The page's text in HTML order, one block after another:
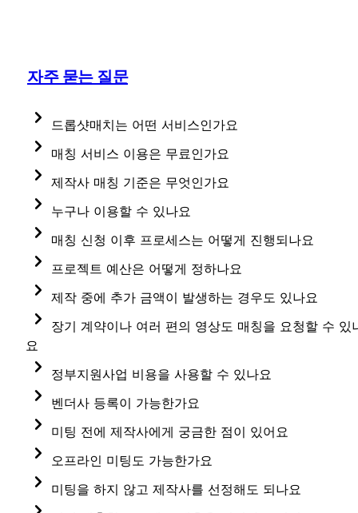
자주 묻는 질문
드롭샷매치는 어떤 서비스인가요
드롭샷매치는 영상 제작이 필요한 기업이라면 누구나
적합한 서비스를 제공받을 수 있도록
연결하는 B2B 영상 제작 플랫폼 입니다.
현재 국내에서 가장 많은 영상 제작 업체가
입점해있어요.
프로젝트에 적합한 제작사를 매칭 받고, 비교견적을
확인할 수 있는 "제작사 매칭 서비스"와 프로젝트의
기획 단계부터 제작까지 함께 지원하는 "올인원
서비스"를 제공하고 있어요.
매칭 서비스 이용은 무료인가요
제작사 매칭 서비스는 영상 제작 업체와 별도 계약을
통해 운영되고 있기에, 영상 제작 업체를 구하시는
문의를 남겨주시면 적합한 조건을 갖춘 최대 10개의
영상 제작 업체에게 무료로 비교견적을 받아보실 수
있어요.
영상 제작사에게 받은 견적에서
서비스 이용료는 전혀 없으니, 안심하셔도 괜찮아요.
제작사 매칭 기준은 무엇인가요
요청하신 프로젝트와 유사한 작업 경험, 전문 분야, 이
고객 리뷰 등의 데이터를 기반으로 최적의 제작사를
매칭합니다.
제작사의 프로젝트 지원 여부에 따라
10개의 견적 제안을 받아볼 수 있습니다.
누구나 이용할 수 있나요
작은 규모의 스타트업부터 대기업까지 누구나
수 있어요. 자영업이나 개인 고객의 경우에도 무료
상담은 가능합니다.
다만, 드롭샷매치에 등록된 영상 제작 업체는 대부분
사업자등록이 된 기업이기에 예산이 100만원 미만인
프로젝트인 경우 지원율이 낮아질 수 있는 점을 함께
참고해주세요.
매칭 신청 이후 프로세스는 어떻게 진행되나요
매칭 신청이 접수된 이후부터는 전문 매니저들이
책임지고 도와드려요.
드롭샷매치에서는
납품이 완료되는 마지막까지 담당 매니저가 배정되니
걱정하지 않으셔도 됩니다.
제작 상담 : 요구사항을 좀 더 명확하게 파악하고자,
간단한 전화 상담을 진행해요.
있는 적합한 조건을 갖춘 제작사들에게 프로젝트
공고를 발송해요.
프로젝트 예산은 어떻게 정하나요
영상 프로젝트의 예산에 영향을 주는 요인은
다양하지만, 대략적으로 아래와 같은 기준으로
정해집니다.
영상의 길이
촬영 포함 여부
그래픽 포함 여부
그래픽 종류 (2D인지, 3D인지)
스튜디오, 모델 섭외 여부
제작 중에 추가 금액이 발생하는 경우도 있나요
드롭샷매치의 모든 프로젝트는 업무범위를 충분히
논의한 후 양측이 견적을 협의하여 제작을 시작하기
때문에 제작사가 자체적으로 견적을 변경하는 것은
불가합니다.
다만 디자인, 그래픽, 추가 섭외 등의 추가 작업을
요청하실 경우 별도 비용이 발생할 수 있어요. 물론 이
때도 담당 매니저와 함께 협의할 수 있으니 안심하세요.
장기 계약이나 여러 편의 영상도 매칭을 요청할 수 있
요
계약 기간이나 편수와 관계 없이 두둠은 프로젝트에
가장 적합한 제작사를 매칭해드리고 있습니다. 다만
영상 제작 업무에 필요한 채용 관련 매칭은 지원하지
않는 점 참고 부탁드립니다.
정부지원사업 비용을 사용할 수 있나요
드롭샷매치는 정부사업, 나라장터 등 다양한 형태의
사업을 경험하여 복잡한 서류 및 계약과정에 신속하게
대응이 가능합니다.
정부지원사업, 공공기관 등의 케이스로 제작사와
계약이 필요한 경우 담당 매니저에게 말해주세요. 거래
벤더사 등록이 가능한가요
가능합니다. 드롭샷매치 팀은 대기업, 외국계기업 등
다양한 기업의 벤더 등록과정을 경험하여 신속한 서류
대응이 가능하며 현재도 Google, 네이버 등 다양한
대기업의 벤더 등록이 완료되어 있습니다.
미팅 전에 제작사에게 궁금한 점이 있어요
미팅 이전 담당 매니저를 통해 문의하시면 취합 후
제작사에게 전달하고 있습니다. 제작사의 연락처는 최
선정 후에 공유드립니다.
오프라인 미팅도 가능한가요
네, 제작사에서 오프라인 대면 미팅을 수락하는 경우
가능합니다.
미팅을 하지 않고 제작사를 선정해도 되나요